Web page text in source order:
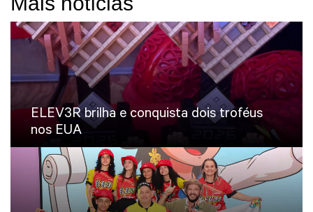
ELEV3R brilha e conquista dois troféus
nos EUA